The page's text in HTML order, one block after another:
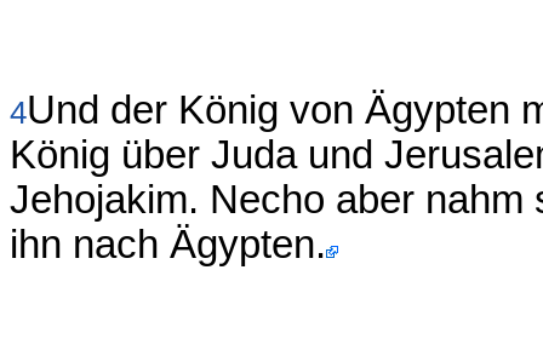
4Und der König von Ägypten
König über Juda und
Jehojakim. Necho aber
ihn nach Ägypten.